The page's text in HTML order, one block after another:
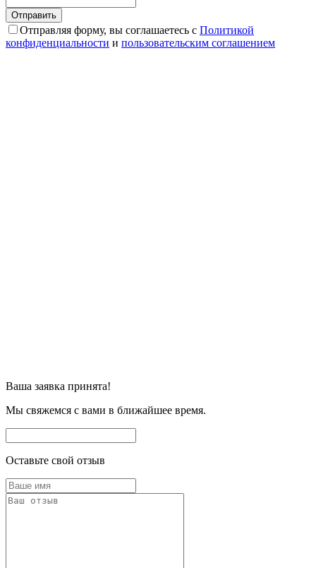
Отправляя форму, вы соглашаетесь с Политикой
конфиденциальности и пользовательским соглашением
Ваша заявка принята!
Мы свяжемся с вами в ближайшее время.
Оставьте свой отзыв